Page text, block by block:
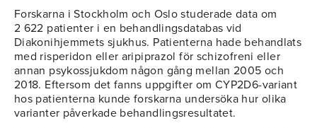
Forskarna i Stockholm och Oslo studerade data om
2 622 patienter i en behandlingsdatabas vid
Diakonihjemmets sjukhus. Patienterna hade behandlats
med risperidon eller aripiprazol för schizofreni eller
annan psykossjukdom någon gång mellan 2005 och
2018. Eftersom det fanns uppgifter om CYP2D6-variant
hos patienterna kunde forskarna undersöka hur olika
varianter påverkade behandlingsresultatet.